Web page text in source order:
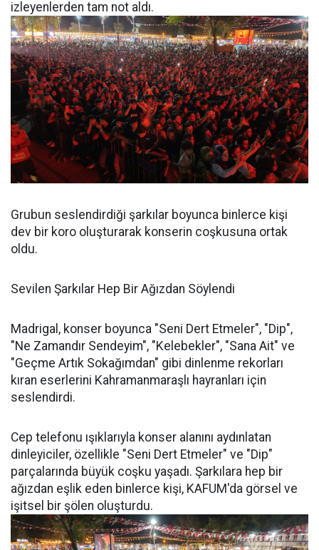
izleyenlerden tam not aldı.
Grubun seslendirdiği şarkılar boyunca binlerce kişi
dev bir koro oluşturarak konserin coşkusuna ortak
oldu.
Sevilen Şarkılar Hep Bir Ağızdan Söylendi
Madrigal, konser boyunca "Seni Dert Etmeler", "Dip",
"Ne Zamandır Sendeyim", "Kelebekler", "Sana Ait" ve
"Geçme Artık Sokağımdan" gibi dinlenme rekorları
kıran eserlerini Kahramanmaraşlı hayranları için
seslendirdi.
Cep telefonu ışıklarıyla konser alanını aydınlatan
dinleyiciler, özellikle "Seni Dert Etmeler" ve "Dip"
parçalarında büyük coşku yaşadı. Şarkılara hep bir
ağızdan eşlik eden binlerce kişi, KAFUM'da görsel ve
işitsel bir şölen oluşturdu.